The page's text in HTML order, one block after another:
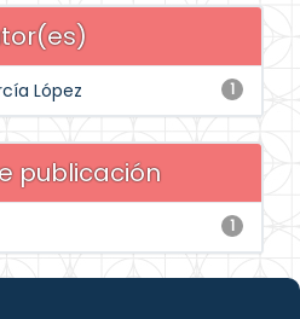
1
López
publicación
1